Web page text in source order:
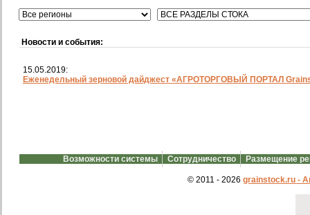
Новости и события:
15.05.2019:
Еженедельный зерновой дайджест «АГРОТОРГОВЫЙ ПОРТАЛ
Возможности системы Сотрудничество Размещение
© 2011 - 2026 grainstock.ru -